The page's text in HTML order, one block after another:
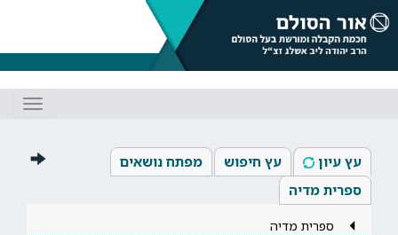
עץ עיון עץ חיפוש
מפתח נושאים
ספרית מדיה
ספרית מדיה